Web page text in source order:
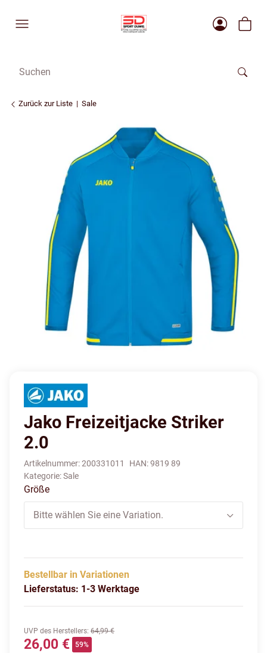
Zurück zur Liste Sale
Jako Freizeitjacke Striker
2.0
Artikelnummer:200331011 HAN:9819 89
Kategorie:Sale
Größe
Bitte wählen Sie eine Variation.
Bestellbar in Variationen
Lieferstatus: 1-3 Werktage
UVP des Herstellers: 64,99 €
26,00 € 59%